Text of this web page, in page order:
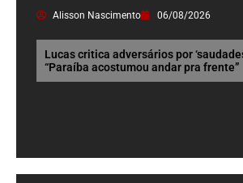
Alisson Nascimento 06/08/2026
Lucas critica adversários por
“Paraíba acostumou andar pra frente”